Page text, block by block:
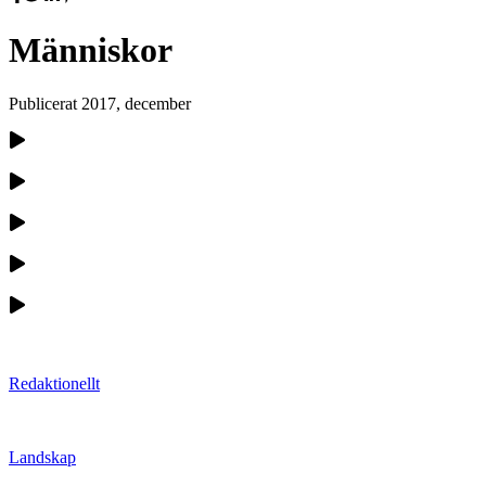
Människor
Publicerat 2017, december
Redaktionellt
Landskap